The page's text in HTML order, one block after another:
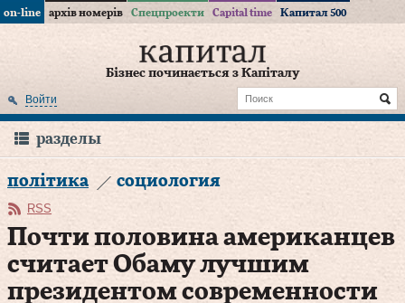
on-line архів номерів Спецпроекти Capital time Капитал 500
Бізнес починається з Капіталу
Войти
разделы
політика социология
RSS
Почти половина американцев
считает Обаму лучшим
президентом современности